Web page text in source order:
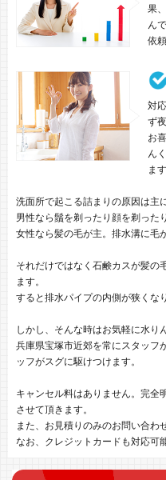
果
ん
依
対
ず
お
ん
ます
洗面所で起こる詰まりの原因は主
男性なら鬚を剃ったり顔を剃った
女性なら髪の毛が主。排水溝に毛
それだけではなく石鹸カスが髪の
ます。
すると排水パイプの内側が狭くな
しかし、そんな時はお気軽に水り
兵庫県宝塚市近郊を常にスタッフ
ッフがスグに駆けつけます。
キャンセル料はありません。完全
させて頂きます。
また、お見積りのみのお問い合わ
なお、クレジットカードも対応可